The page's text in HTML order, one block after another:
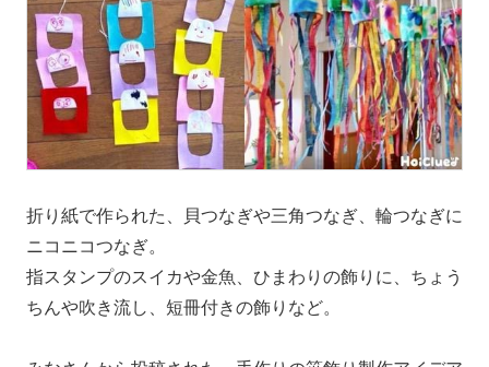
折り紙で作られた、貝つなぎや三角つなぎ、輪つなぎに
ニコニコつなぎ。
指スタンプのスイカや金魚、ひまわりの飾りに、ちょう
ちんや吹き流し、短冊付きの飾りなど。